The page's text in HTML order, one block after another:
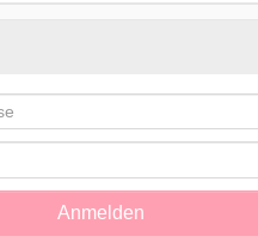
Anmelden